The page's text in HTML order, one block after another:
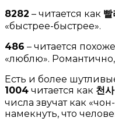
8282 – читается как 빨
«быстрее-быстрее».
486 – читается
«люблю».
Есть и более
1004 читается как 천사
числа звучат как
намекнуть, что